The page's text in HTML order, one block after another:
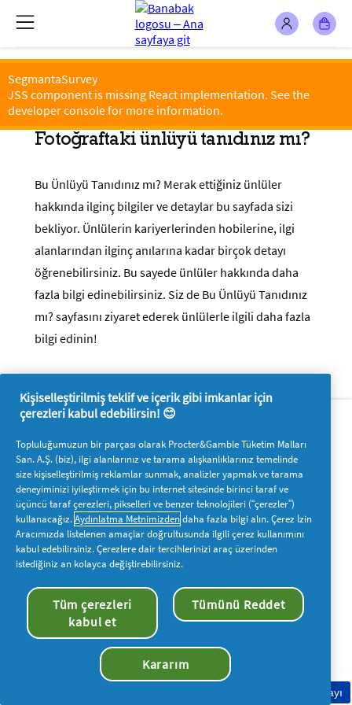
SegmantaSurvey
JSS component is missing React implementation. See the
developer console for more information.
Fotoğraftaki ünlüyü tanıdınız mı?
Bu Ünlüyü Tanıdınız mı? Merak ettiğiniz ünlüler
hakkında ilginç bilgiler ve detaylar bu sayfada sizi
bekliyor. Ünlülerin kariyerlerinden hobilerine, ilgi
alanlarından ilginç anılarına kadar birçok detayı
öğrenebilirsiniz. Bu sayede ünlüler hakkında daha
fazla bilgi edinebilirsiniz. Siz de Bu Ünlüyü Tanıdınız
mı? sayfasını ziyaret ederek ünlülerle ilgili daha fazla
bilgi edinin!
Hakkımızda
P&G'ye ulaşın
Bizi takip edin
Benim Verilerim Hüküm ve Koşullar
Çerezler
Erişilebilirlik Bildirimi
© 2025 Procter & Gamble. Tüm hakları saklıdır. Bu sitedeki
içeriklere erişim ve içeriklerin kullanılması, yasal anlaşmada
belirtilen sözleşme ve şartlara bağlıdır.
Çerez Onayı
Kişiselleştirilmiş teklif ve içerik gibi imkanlar için
çerezleri kabul edebilirsin! 😊
Topluluğumuzun bir parçası olarak Procter&Gamble Tüketim Malları
San. A.Ş. (biz), ilgi alanlarınız ve tarama alışkanlıklarınız temelinde
size kişiselleştirilmiş reklamlar sunmak, analizler yapmak ve tarama
deneyiminizi iyileştirmek için bu internet sitesinde birinci taraf ve
üçüncü taraf çerezleri, pikselleri ve benzer teknolojileri (“çerezler”)
kullanacağız.Aydınlatma Metnimizdendaha fazla bilgi alın. Çerez İzin
Aracımızda listelenen amaçlar doğrultusunda ilgili çerez kullanımını
kabul edebilirsiniz. Çerezlere dair tercihlerinizi araç üzerinden
istediğiniz an kolayca değiştirebilirsiniz.
Tüm çerezleri
kabul et
Tümünü Reddet
Kararım